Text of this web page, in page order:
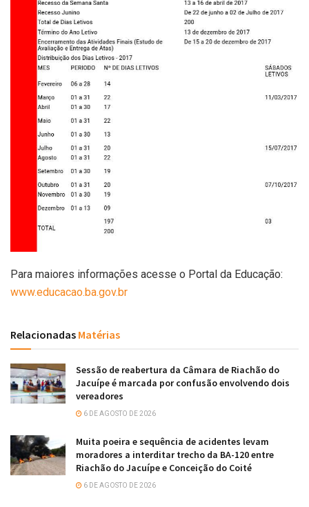
Para maiores informações acesse o Portal da Educação:
www.educacao.ba.gov.br
Relacionadas Matérias
Sessão de reabertura da Câmara de Riachão do
Jacuípe é marcada por confusão envolvendo dois
vereadores
6 DE AGOSTO DE 2026
Muita poeira e sequência de acidentes levam
moradores a interditar trecho da BA-120 entre
Riachão do Jacuípe e Conceição do Coité
6 DE AGOSTO DE 2026